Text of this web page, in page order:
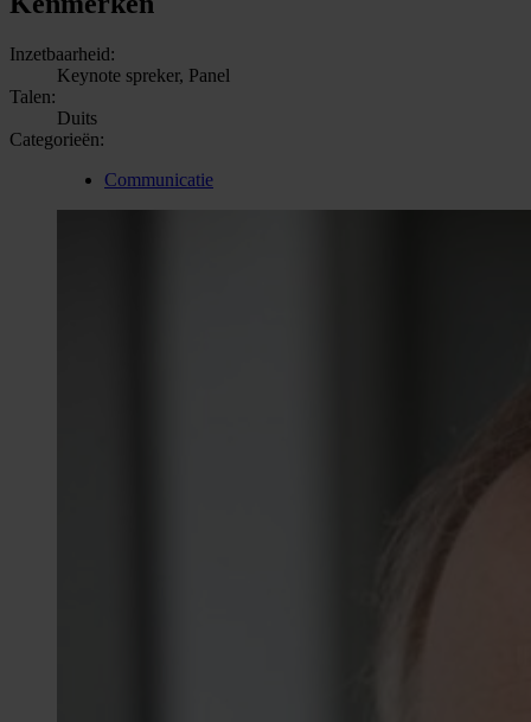
Inzetbaarheid:
Keynote spreker, Panel
Talen:
Duits
Categorieën:
Communicatie